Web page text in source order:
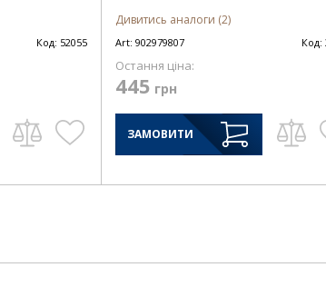
Код: 52055
Дивитись аналоги (2)
Art: 902979807 Код:
Остання ціна:
445 грн
ЗАМОВИТИ